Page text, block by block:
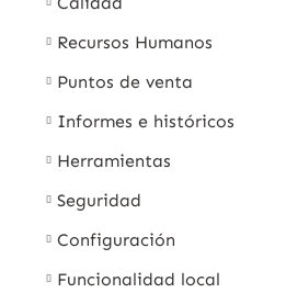
Recursos Humanos
Puntos de venta
Informes e históricos
Herramientas
Seguridad
Configuración
Funcionalidad local